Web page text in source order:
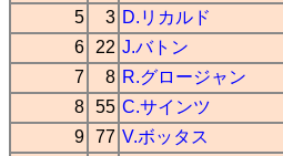
5
3 D.リカルド
6
22 J.バトン
7
8 R.グロージャン
8 55 C.サインツ
9 77 V.ボッタス